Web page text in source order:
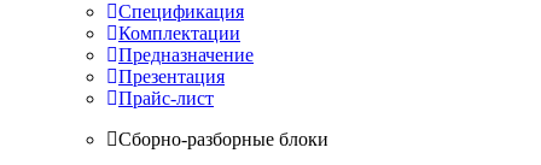
Спецификация
Комплектации
Предназначение
Презентация
Прайс-лист
Сборно-разборные блоки